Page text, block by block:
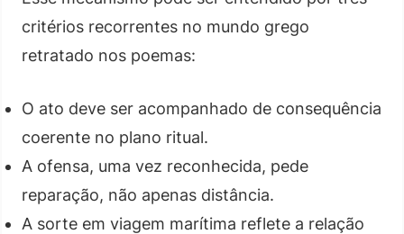
critérios recorrentes no mundo grego
retratado nos poemas:
O ato deve ser acompanhado de consequência
coerente no plano ritual.
A ofensa, uma vez reconhecida, pede
reparação, não apenas distância.
A sorte em viagem marítima reflete a relação